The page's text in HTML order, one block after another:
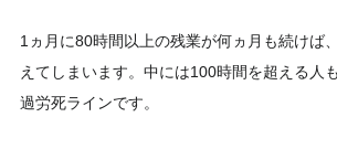
1ヵ月に80時間以上の残業が何ヵ月も続けば
えてしまいます。中には100時間を超える人
過労死ラインです。